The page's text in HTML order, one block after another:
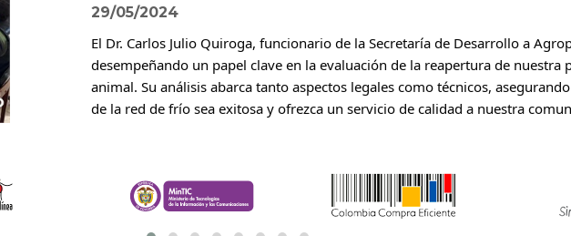
29/05/2024
El Dr. Carlos Julio Quiroga, funcionario de la Secretaría de Desarrollo a
desempeñando un papel clave en la evaluación de la reapertura de nuestra
animal. Su análisis abarca tanto aspectos legales como técnicos,
de la red de frío sea exitosa y ofrezca un servicio de calidad a nuestra